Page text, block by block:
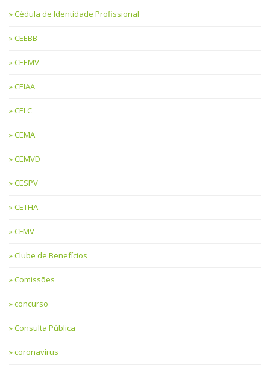
Cédula de Identidade Profissional
CEEBB
CEEMV
CEIAA
CELC
CEMA
CEMVD
CESPV
CETHA
CFMV
Clube de Benefícios
Comissões
concurso
Consulta Pública
coronavírus